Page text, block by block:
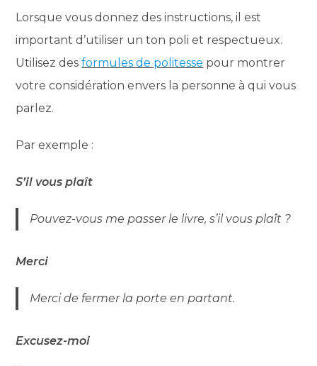
Lorsque vous donnez des instructions, il est
important d’utiliser un ton poli et respectueux.
Utilisez desformules de politesse pour montrer
votre considération envers la personne à qui vous
parlez.
Par exemple :
S’il vous plaît
Pouvez-vous me passer le livre, s’il vous plaît ?
Merci
Merci de fermer la porte en partant.
Excusez-moi